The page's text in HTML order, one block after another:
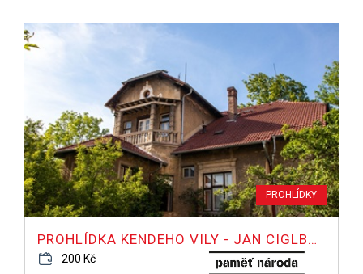
PROHLÍDKY
PROHLÍDKA KENDEHO VILY - JAN CIGLBAUER
200 Kč